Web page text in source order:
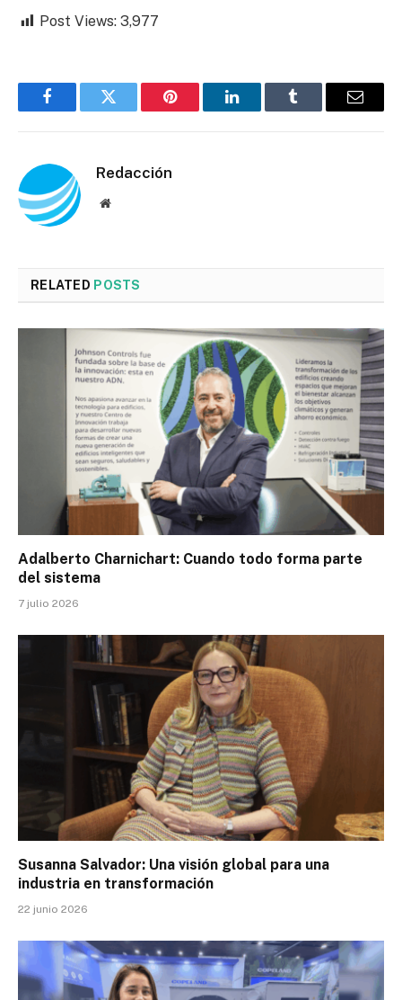
Post Views: 3,977
FacebookTwitter Pinterest LinkedInTumblr Email
Redacción
Website
RELATED POSTS
Adalberto Charnichart: Cuando todo forma parte
del sistema
7 julio 2026
Susanna Salvador: Una visión global para una
industria en transformación
22 junio 2026